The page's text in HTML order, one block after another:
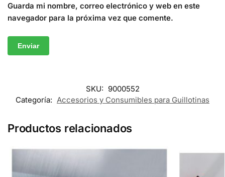
Guarda mi nombre, correo electrónico y web en este
navegador para la próxima vez que comente.
SKU: 9000552
Categoría: Accesorios y Consumibles para Guillotinas
Productos relacionados